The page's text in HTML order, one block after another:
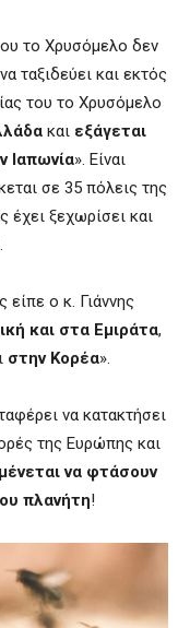
το Χρυσόμελο δεν
ταξιδεύει και εκτός
του το Χρυσόμελο
και εξάγεται
Ιαπωνία». Είναι
σε 35 πόλεις της
έχει ξεχωρίσει και
ο κ. Γιάννης
και στα Εμιράτα,
στην Κορέα».
να κατακτήσει
της Ευρώπης και
να φτάσουν
πλανήτη!